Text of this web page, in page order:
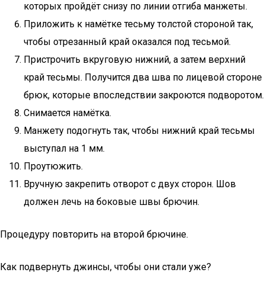
которых пройдёт снизу по линии отгиба манжеты.
Приложить к намётке тесьму толстой стороной так,
чтобы отрезанный край оказался под тесьмой.
Пристрочить вкруговую нижний, а затем верхний
край тесьмы. Получится два шва по лицевой стороне
брюк, которые впоследствии закроются подворотом.
Снимается намётка.
Манжету подогнуть так, чтобы нижний край тесьмы
выступал на 1 мм.
Проутюжить.
Вручную закрепить отворот с двух сторон. Шов
должен лечь на боковые швы брючин.
Процедуру повторить на второй брючине.
Как подвернуть джинсы, чтобы они стали уже?